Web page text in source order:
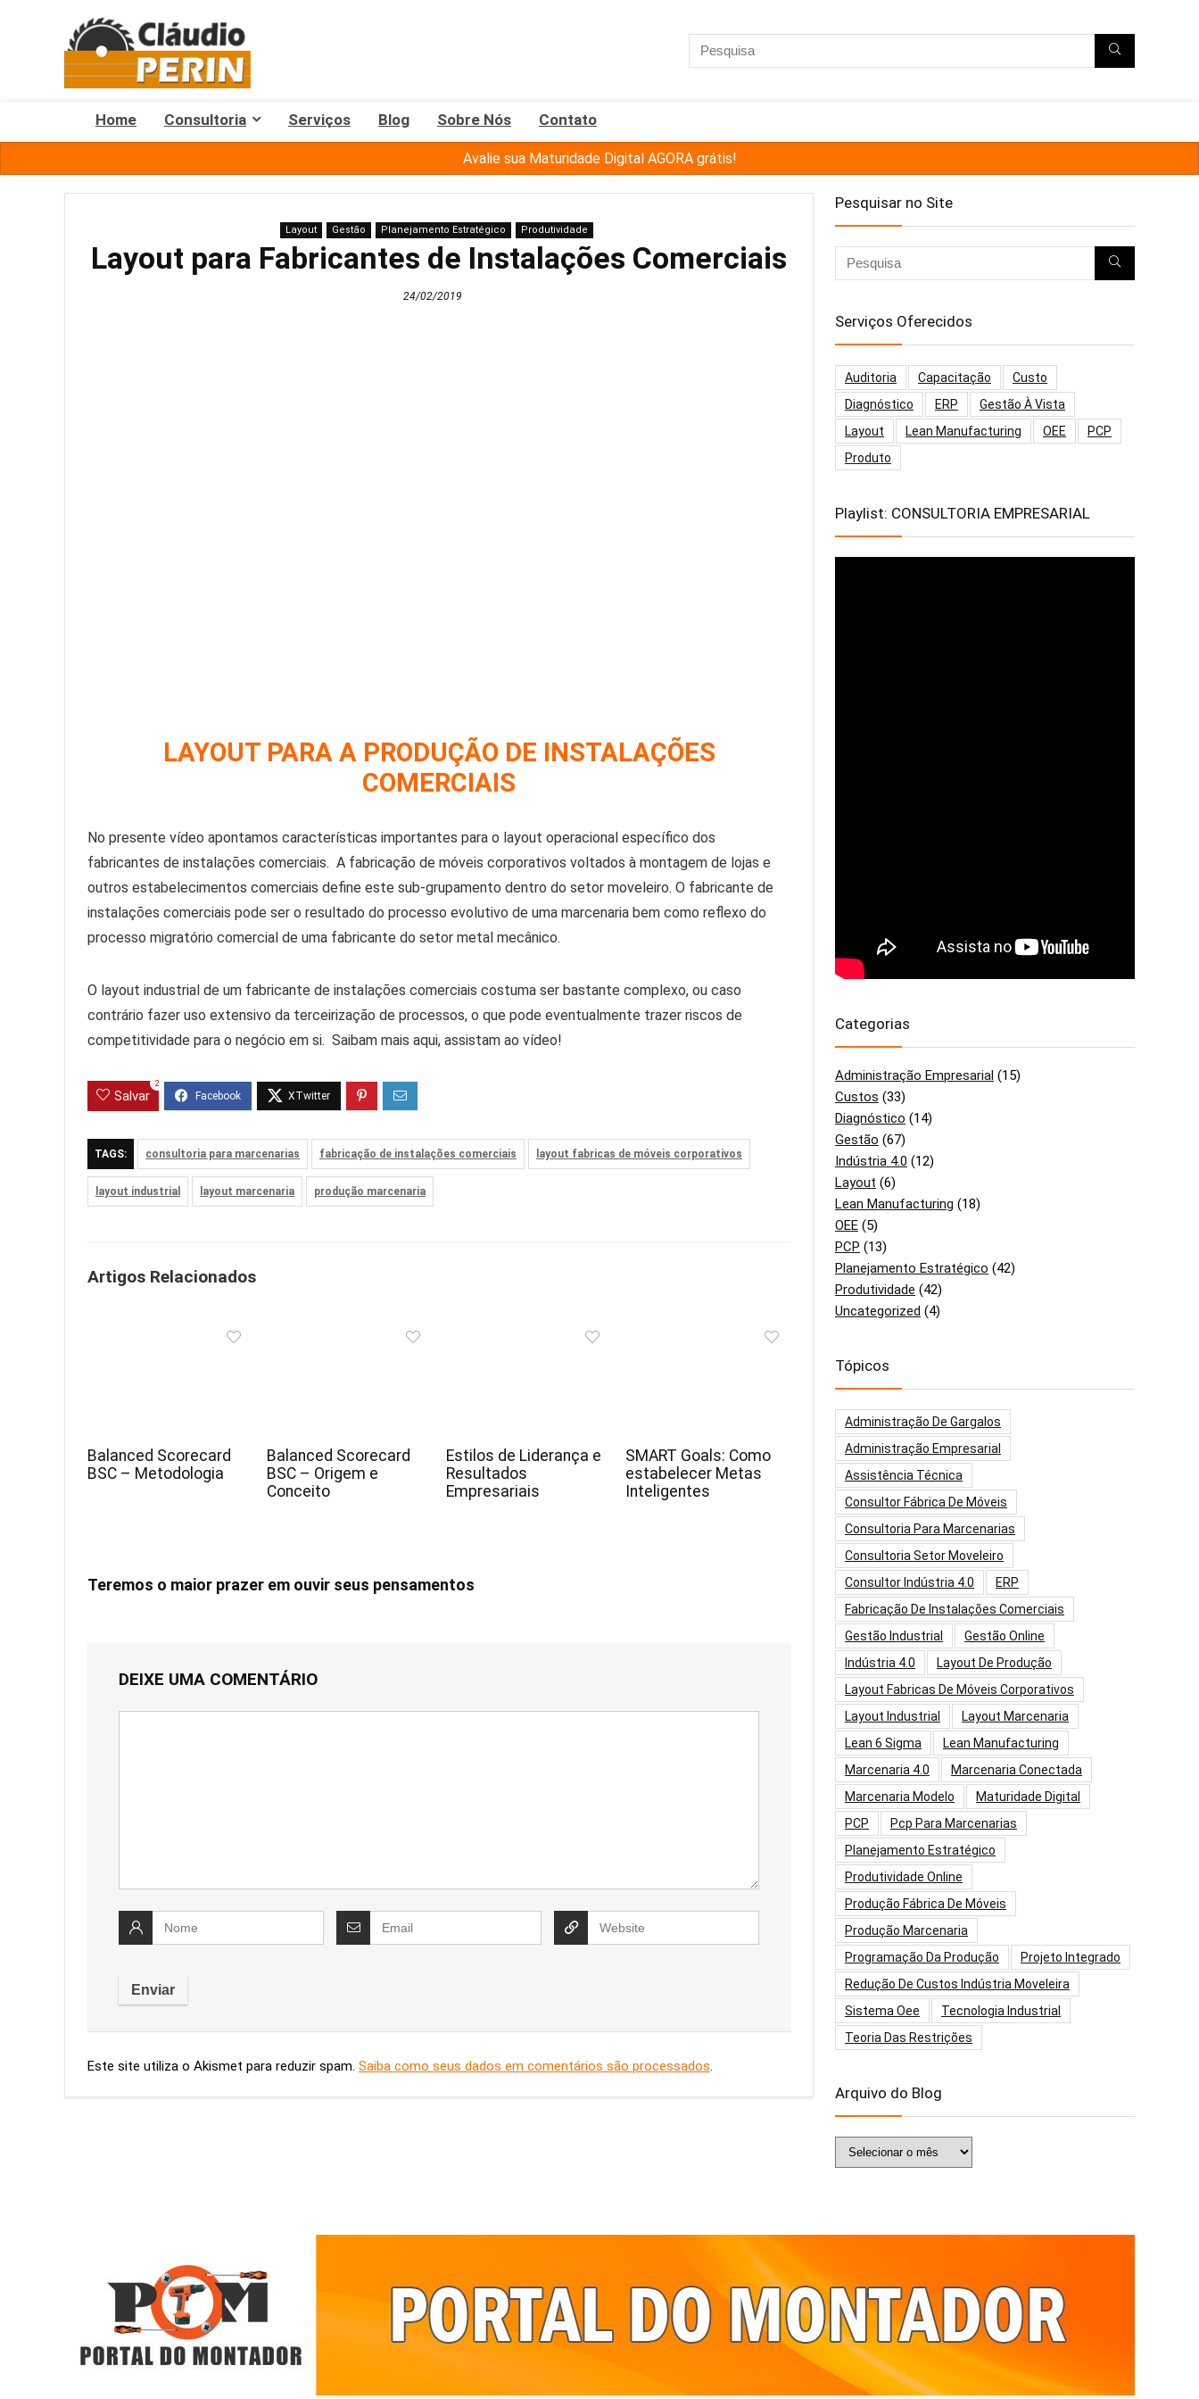
Home Consultoria Serviços Blog Sobre Nós Contato
Avalie sua Maturidade Digital AGORA grátis!
Layout Gestão Planejamento Estratégico Produtividade
Layout para Fabricantes de Instalações Comerciais
24/02/2019
LAYOUT PARA A PRODUÇÃO DE INSTALAÇÕES
COMERCIAIS
No presente vídeo apontamos características importantes para o layout operacional específico dos
fabricantes de instalações comerciais. A fabricação de móveis corporativos voltados à montagem de lojas e
outros estabelecimentos comerciais define este sub-grupamento dentro do setor moveleiro. O fabricante de
instalações comerciais pode ser o resultado do processo evolutivo de uma marcenaria bem como reflexo do
processo migratório comercial de uma fabricante do setor metal mecânico.
O layout industrial de um fabricante de instalações comerciais costuma ser bastante complexo, ou caso
contrário fazer uso extensivo da terceirização de processos, o que pode eventualmente trazer riscos de
competitividade para o negócio em si. Saibam mais aqui, assistam ao vídeo!
Salvar
2
TAGS: consultoria para marcenarias fabricação de instalações comerciais layout fabricas de móveis corporativos
layout industrial layout marcenaria produção marcenaria
Artigos Relacionados
Balanced Scorecard
BSC – Metodologia
Balanced Scorecard
BSC – Origem e
Conceito
Estilos de Liderança e
Resultados
Empresariais
SMART Goals: Como
estabelecer Metas
Inteligentes
Teremos o maior prazer em ouvir seus pensamentos
DEIXE UMA COMENTÁRIO
Este site utiliza o Akismet para reduzir spam. Saiba como seus dados em comentários são processados.
Pesquisar no Site
Serviços Oferecidos
Auditoria Capacitação
Custo
Diagnóstico
ERP
Gestão À Vista
Layout
Lean Manufacturing OEE
PCP
Produto
Playlist: CONSULTORIA EMPRESARIAL
Categorias
Administração Empresarial (15)
Custos (33)
Diagnóstico (14)
Gestão (67)
Indústria 4.0 (12)
Layout (6)
Lean Manufacturing (18)
OEE (5)
PCP (13)
Planejamento Estratégico (42)
Produtividade (42)
Uncategorized (4)
Tópicos
Administração De Gargalos
Administração Empresarial
Assistência Técnica
Consultor Fábrica De Móveis
Consultoria Para Marcenarias
Consultoria Setor Moveleiro
Consultor Indústria 4.0
ERP
Fabricação De Instalações Comerciais
Gestão Industrial
Gestão Online
Indústria 4.0
Layout De Produção
Layout Fabricas De Móveis Corporativos
Layout Industrial
Layout Marcenaria
Lean 6 Sigma
Lean Manufacturing
Marcenaria 4.0
Marcenaria Conectada
Marcenaria Modelo
Maturidade Digital
PCP
Pcp Para Marcenarias
Planejamento Estratégico
Produtividade Online
Produção Fábrica De Móveis
Produção Marcenaria
Programação Da Produção
Projeto Integrado
Redução De Custos Indústria Moveleira
Sistema Oee
Tecnologia Industrial
Teoria Das Restrições
Arquivo do Blog
Arquivo
do